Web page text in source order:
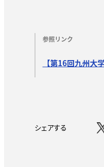
参照リンク
【第16回九州大
シェアする